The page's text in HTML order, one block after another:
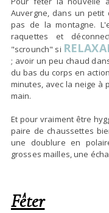
Auvergne, dans un petit
pas de la montagne.
raquettes et
"scrounch" si
; avoir un peu chaud
du bas du corps en
minutes, avec la neige à
main.
Et pour vraiment être
paire de chaussettes
une doublure en
grosses mailles, une
Fêter